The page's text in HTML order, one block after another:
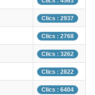
Clics : 2937
Clics : 2768
Clics : 3262
Clics : 2822
Clics : 6404